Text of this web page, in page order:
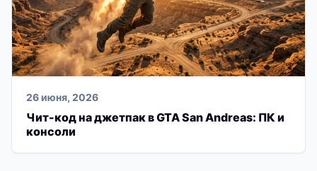
26 июня, 2026
Чит-код на джетпак в GTA San Andreas: ПК и
консоли